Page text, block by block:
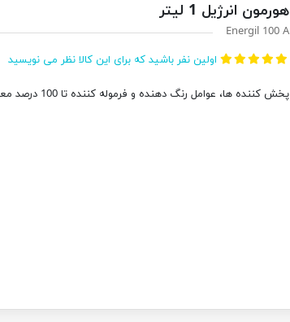
هورمون انرژیل 1 لیتر
Energil 100 A
اولین نفر باشید که برای این کالا نظر می نویسید
پخش کننده ها، عوامل رنگ دهنده و فرموله کننده تا 100 درصد معادل یک لیتر